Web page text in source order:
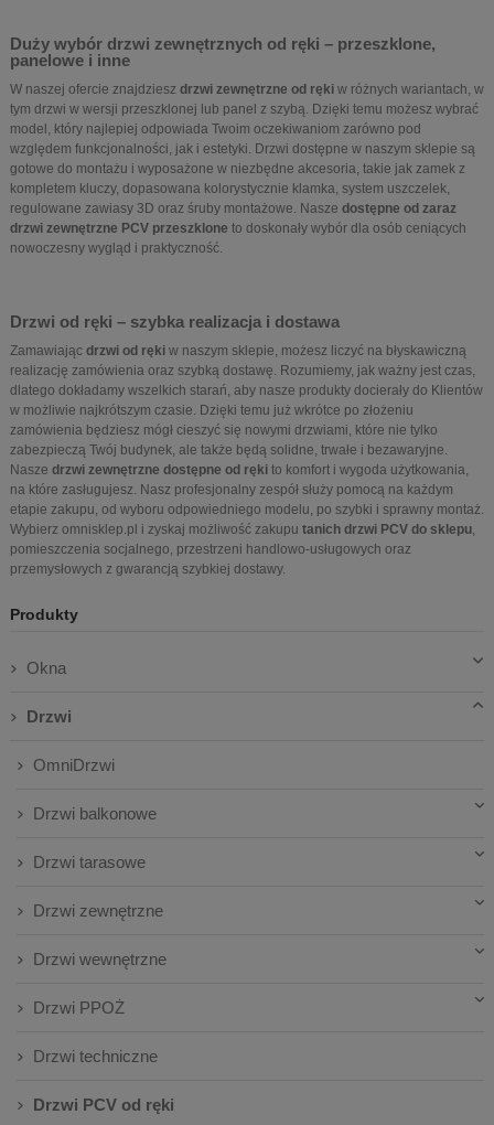
Duży wybór drzwi zewnętrznych od ręki – przeszklone,
panelowe i inne
W naszej ofercie znajdziesz drzwi zewnętrzne od ręki w różnych wariantach, w
tym drzwi w wersji przeszklonej lub panel z szybą. Dzięki temu możesz wybrać
model, który najlepiej odpowiada Twoim oczekiwaniom zarówno pod
względem funkcjonalności, jak i estetyki. Drzwi dostępne w naszym sklepie są
gotowe do montażu i wyposażone w niezbędne akcesoria, takie jak zamek z
kompletem kluczy, dopasowana kolorystycznie klamka, system uszczelek,
regulowane zawiasy 3D oraz śruby montażowe. Nasze dostępne od zaraz
drzwi zewnętrzne PCV przeszklone to doskonały wybór dla osób ceniących
nowoczesny wygląd i praktyczność.
Drzwi od ręki – szybka realizacja i dostawa
Zamawiając drzwi od ręki w naszym sklepie, możesz liczyć na błyskawiczną
realizację zamówienia oraz szybką dostawę. Rozumiemy, jak ważny jest czas,
dlatego dokładamy wszelkich starań, aby nasze produkty docierały do Klientów
w możliwie najkrótszym czasie. Dzięki temu już wkrótce po złożeniu
zamówienia będziesz mógł cieszyć się nowymi drzwiami, które nie tylko
zabezpieczą Twój budynek, ale także będą solidne, trwałe i bezawaryjne.
Nasze drzwi zewnętrzne dostępne od ręki to komfort i wygoda użytkowania,
na które zasługujesz. Nasz profesjonalny zespół służy pomocą na każdym
etapie zakupu, od wyboru odpowiedniego modelu, po szybki i sprawny montaż.
Wybierz omnisklep.pl i zyskaj możliwość zakupu tanich drzwi PCV do sklepu,
pomieszczenia socjalnego, przestrzeni handlowo-usługowych oraz
przemysłowych z gwarancją szybkiej dostawy.
Produkty
Okna
Drzwi
OmniDrzwi
Drzwi balkonowe
Drzwi tarasowe
Drzwi zewnętrzne
Drzwi wewnętrzne
Drzwi PPOŻ
Drzwi techniczne
Drzwi PCV od ręki